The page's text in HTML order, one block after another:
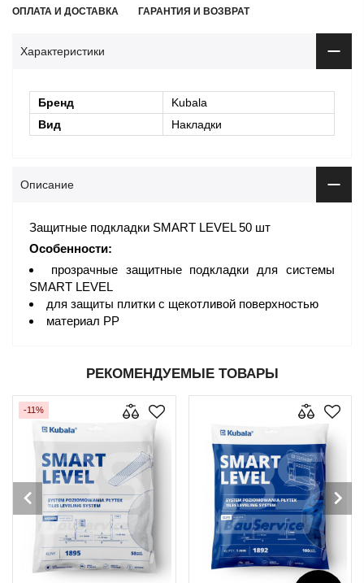
ОПЛАТА И ДОСТАВКА ГАРАНТИЯ И ВОЗВРАТ
Характеристики
Бренд
Kubala
Вид
Накладки
Описание
Защитные подкладки SMART LEVEL 50 шт
Особенности:
прозрачные защитные подкладки для системы
SMART LEVEL
для защиты плитки с щекотливой поверхностью
материал PP
РЕКОМЕНДУЕМЫЕ ТОВАРЫ
-11%